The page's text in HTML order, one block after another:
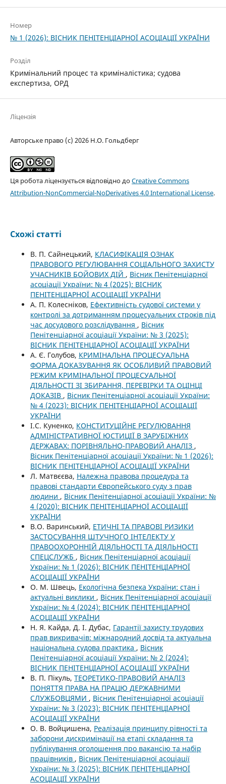
Номер
№ 1 (2026): ВІСНИК ПЕНІТЕНЦІАРНОЇ АСОЦІАЦІЇ УКРАЇНИ
Розділ
Кримінальний процес та криміналістика; судова
експертиза, ОРД
Ліцензія
Авторське право (c) 2026 Н.О. Гольдберг
Ця робота ліцензується відповідно доCreative Commons
Attribution-NonCommercial-NoDerivatives 4.0 International License.
Схожі статті
В. П. Сайнецький, КЛАСИФІКАЦІЯ ОЗНАК
ПРАВОВОГО РЕГУЛЮВАННЯ СОЦІАЛЬНОГО ЗАХИСТУ
УЧАСНИКІВ БОЙОВИХ ДІЙ , Вісник Пенітенціарної
асоціації України: № 4 (2025): ВІСНИК
ПЕНІТЕНЦІАРНОЇ АСОЦІАЦІЇ УКРАЇНИ
А. П. Колесніков, Ефективність судової системи у
контролі за дотриманням процесуальних строків під
час досудового розслідування , Вісник
Пенітенціарної асоціації України: № 3 (2025):
ВІСНИК ПЕНІТЕНЦІАРНОЇ АСОЦІАЦІЇ УКРАЇНИ
А. Є. Голубов, КРИМІНАЛЬНА ПРОЦЕСУАЛЬНА
ФОРМА ДОКАЗУВАННЯ ЯК ОСОБЛИВИЙ ПРАВОВИЙ
РЕЖИМ КРИМІНАЛЬНОЇ ПРОЦЕСУАЛЬНОЇ
ДІЯЛЬНОСТІ ЗІ ЗБИРАННЯ, ПЕРЕВІРКИ ТА ОЦІНЦІ
ДОКАЗІВ , Вісник Пенітенціарної асоціації України:
№ 4 (2023): ВІСНИК ПЕНІТЕНЦІАРНОЇ АСОЦІАЦІЇ
УКРАЇНИ
І.С. Куненко, КОНСТИТУЦІЙНЕ РЕГУЛЮВАННЯ
АДМІНІСТРАТИВНОЇ ЮСТИЦІЇ В ЗАРУБІЖНИХ
ДЕРЖАВАХ: ПОРІВНЯЛЬНО-ПРАВОВИЙ АНАЛІЗ ,
Вісник Пенітенціарної асоціації України: № 1 (2026):
ВІСНИК ПЕНІТЕНЦІАРНОЇ АСОЦІАЦІЇ УКРАЇНИ
Л. Матвєєва, Належна правова процедура та
правові стандарти Європейського суду з прав
людини , Вісник Пенітенціарної асоціації України: №
4 (2020): ВІСНИК ПЕНІТЕНЦІАРНОЇ АСОЦІАЦІЇ
УКРАЇНИ
В.О. Варинський, ЕТИЧНІ ТА ПРАВОВІ РИЗИКИ
ЗАСТОСУВАННЯ ШТУЧНОГО ІНТЕЛЕКТУ У
ПРАВООХОРОННІЙ ДІЯЛЬНОСТІ ТА ДІЯЛЬНОСТІ
СПЕЦСЛУЖБ , Вісник Пенітенціарної асоціації
України: № 1 (2026): ВІСНИК ПЕНІТЕНЦІАРНОЇ
АСОЦІАЦІЇ УКРАЇНИ
О. М. Швець, Екологічна безпека України: стан і
актуальні виклики , Вісник Пенітенціарної асоціації
України: № 4 (2024): ВІСНИК ПЕНІТЕНЦІАРНОЇ
АСОЦІАЦІЇ УКРАЇНИ
Н. Я. Кайда, Д. І. Дубас, Гарантії захисту трудових
прав викривачів: міжнародний досвід та актуальна
національна судова практика , Вісник
Пенітенціарної асоціації України: № 2 (2024):
ВІСНИК ПЕНІТЕНЦІАРНОЇ АСОЦІАЦІЇ УКРАЇНИ
В. П. Пікуль, ТЕОРЕТИКО-ПРАВОВИЙ АНАЛІЗ
ПОНЯТТЯ ПРАВА НА ПРАЦЮ ДЕРЖАВНИМИ
СЛУЖБОВЦЯМИ , Вісник Пенітенціарної асоціації
України: № 3 (2023): ВІСНИК ПЕНІТЕНЦІАРНОЇ
АСОЦІАЦІЇ УКРАЇНИ
О. В. Войцишена, Реалізація принципу рівності та
заборони дискримінації на етапі складання та
публікування оголошення про вакансію та набір
працівників , Вісник Пенітенціарної асоціації
України: № 3 (2025): ВІСНИК ПЕНІТЕНЦІАРНОЇ
АСОЦІАЦІЇ УКРАЇНИ